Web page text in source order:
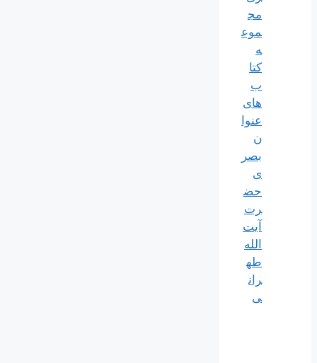
مج
موع
ه
کتا
ب
های
عنوا
ن
بصر
ی
حض
رت
آیت
الله
طه
ران
ی